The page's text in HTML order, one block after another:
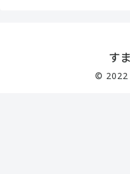
す
© 2022